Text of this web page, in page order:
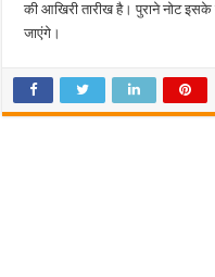
की आखिरी तारीख है। पुराने नोट इसके
जाएंगे।